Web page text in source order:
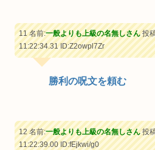
11 名前:一般よりも上級の名無しさん投
11:22:34.31ID:Z2owpl7Zr
勝利の呪文を頼む
12 名前:一般よりも上級の名無しさん投
11:22:39.00ID:fEjkwi/g0